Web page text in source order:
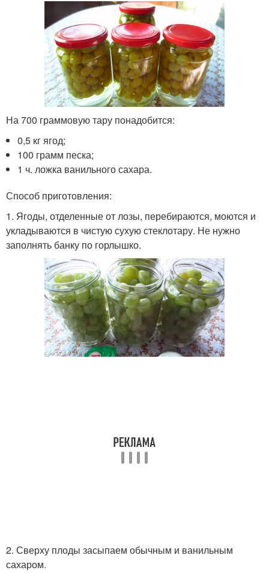
На 700 граммовую тару понадобится:
0,5 кг ягод;
100 грамм песка;
1 ч. ложка ванильного сахара.
Способ приготовления:
1. Ягоды, отделенные от лозы, перебираются, моются и
укладываются в чистую сухую стеклотару. Не нужно
заполнять банку по горлышко.
2. Сверху плоды засыпаем обычным и ванильным
сахаром.